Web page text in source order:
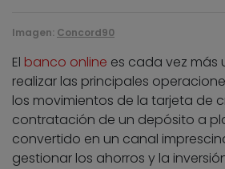
Imagen: Concord90
El banco online es cada vez más
realizar las principales
los movimientos de la tarjeta de
contratación de un depósito a
convertido en un canal
gestionar los ahorros y la